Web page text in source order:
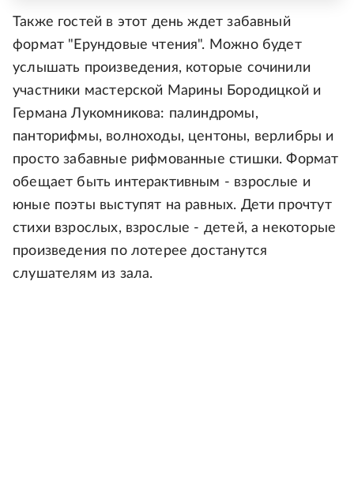
Также гостей в этот день ждет забавный
формат "Ерундовые чтения". Можно будет
услышать произведения, которые сочинили
участники мастерской Марины Бородицкой и
Германа Лукомникова: палиндромы,
панторифмы, волноходы, центоны, верлибры и
просто забавные рифмованные стишки. Формат
обещает быть интерактивным - взрослые и
юные поэты выступят на равных. Дети прочтут
стихи взрослых, взрослые - детей, а некоторые
произведения по лотерее достанутся
слушателям из зала.